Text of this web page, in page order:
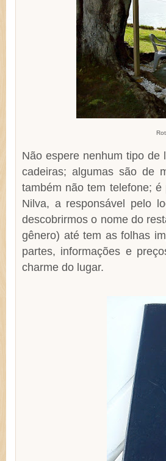
Não espere nenhum tipo de
cadeiras; algumas são de
também não tem telefone;
Nilva, a responsável pelo
descobrirmos o nome do
gênero) até tem as folhas
partes, informações e
charme do lugar.